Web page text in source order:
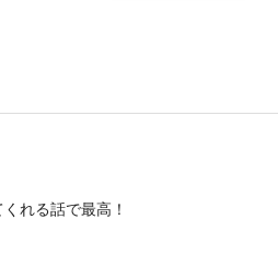
れる話で最高！